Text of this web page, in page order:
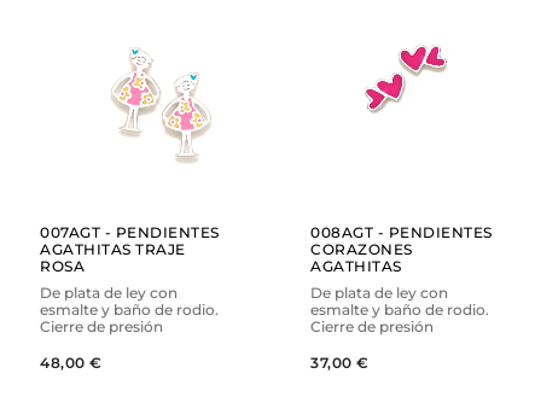
AÑADIR
007AGT - PENDIENTES
AGATHITAS TRAJE
ROSA
De plata de ley con
esmalte y baño de rodio.
Cierre de presión
48,00 €
VER AÑADIR
008AGT - PENDIENTES
CORAZONES
AGATHITAS
De plata de ley con
esmalte y baño de rodio.
Cierre de presión
37,00 €